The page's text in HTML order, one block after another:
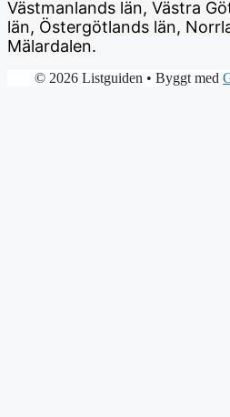
Västmanlands län, Västra
län, Östergötlands län,
Mälardalen.
© 2026 Listguiden • Byggt med